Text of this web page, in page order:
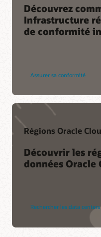
Découvrez
Infrastructure
de conformité
Assurer sa conformité
Régions Oracle
Découvrir les
données
Rechercher les data